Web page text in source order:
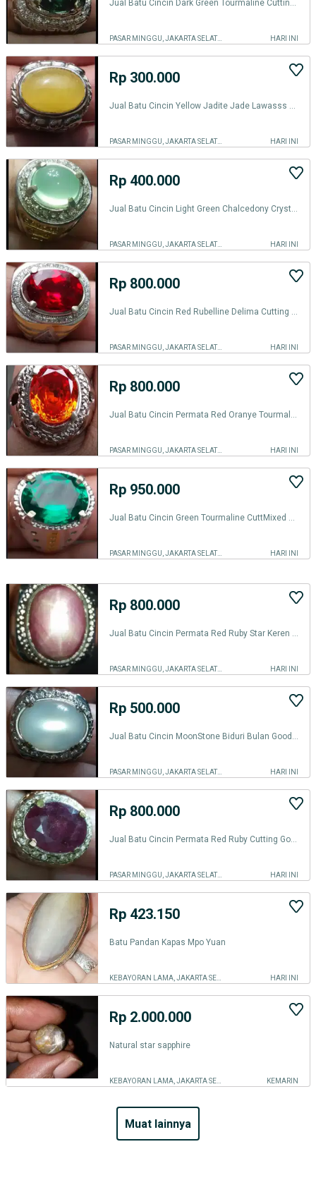
PASAR MINGGU, JAKARTA SELATAN HARI INI
Rp 300.000
PASAR MINGGU, JAKARTA SELATAN HARI INI
Rp 400.000
PASAR MINGGU, JAKARTA SELATAN HARI INI
Rp 800.000
PASAR MINGGU, JAKARTA SELATAN HARI INI
Rp 800.000
PASAR MINGGU, JAKARTA SELATAN HARI INI
Rp 950.000
PASAR MINGGU, JAKARTA SELATAN HARI INI
Rp 800.000
PASAR MINGGU, JAKARTA SELATAN HARI INI
Rp 500.000
PASAR MINGGU, JAKARTA SELATAN HARI INI
Rp 800.000
PASAR MINGGU, JAKARTA SELATAN HARI INI
Rp 423.150
Batu Pandan Kapas Mpo Yuan
HARI INI
Rp 2.000.000
Natural star sapphire
KEMARIN
muat lainnya